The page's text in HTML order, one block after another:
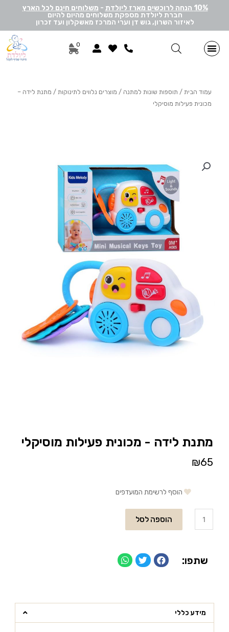
10% הנחה לרוכשים מארז ליולדת - משלוחים חינם לכל הארץ
חברת ליולדת מספקת משלוחים מהיום להיום
לאיזור השרון, גוש דן וערי המרכז מאשקלון ועד זכרון
0
עמוד הבית / תוספות שונות למתנה / מוצרים נלווים לתינוקות / מתנת לידה –
מכונית פעילות מוסיקלי
מתנת לידה - מכונית פעילות מוסיקלי
₪65
הוסף לרשימת המועדפים
הוספה לסל
שתפו:
מידע כללי